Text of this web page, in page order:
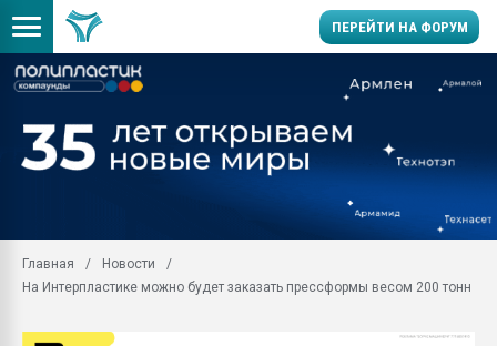
ПЕРЕЙТИ НА ФОРУМ
производство SPC
заводу пластмасс"
Главная
Новости
На Интерпластике можно будет заказать прессформы весом 200 тонн